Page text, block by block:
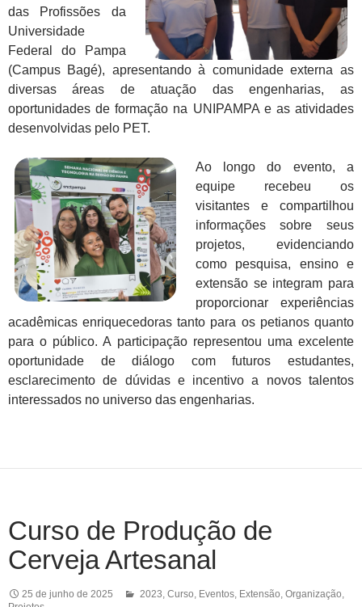
das Profissões da
Universidade
Federal do Pampa
(Campus Bagé), apresentando à comunidade externa as
diversas áreas de atuação das engenharias, as
oportunidades de formação na UNIPAMPA e as atividades
desenvolvidas pelo PET.
Ao longo do evento, a
equipe recebeu os
visitantes e compartilhou
informações sobre seus
projetos, evidenciando
como pesquisa, ensino e
extensão se integram para
proporcionar experiências
acadêmicas enriquecedoras tanto para os petianos quanto
para o público. A participação representou uma excelente
oportunidade de diálogo com futuros estudantes,
esclarecimento de dúvidas e incentivo a novos talentos
interessados no universo das engenharias.
Curso de Produção de
Cerveja Artesanal
25 de junho de 2025 2023 Curso Eventos Extensão Organização